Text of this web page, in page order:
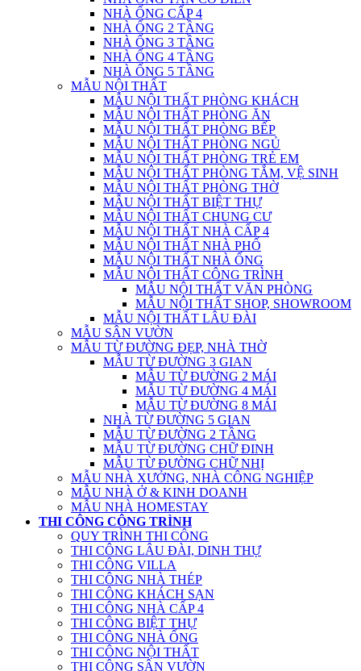
NHÀ ỐNG CẤP 4
NHÀ ỐNG 2 TẦNG
NHÀ ỐNG 3 TẦNG
NHÀ ỐNG 4 TẦNG
NHÀ ỐNG 5 TẦNG
MẪU NỘI THẤT
MẪU NỘI THẤT PHÒNG KHÁCH
MẪU NỘI THẤT PHÒNG ĂN
MẪU NỘI THẤT PHÒNG BẾP
MẪU NỘI THẤT PHÒNG NGỦ
MẪU NỘI THẤT PHÒNG TRẺ EM
MẪU NỘI THẤT PHÒNG TẮM, VỆ SINH
MẪU NỘI THẤT PHÒNG THỜ
MẪU NỘI THẤT BIỆT THỰ
MẪU NỘI THẤT CHUNG CƯ
MẪU NỘI THẤT NHÀ CẤP 4
MẪU NỘI THẤT NHÀ PHỐ
MẪU NỘI THẤT NHÀ ỐNG
MẪU NỘI THẤT CÔNG TRÌNH
MẪU NỘI THẤT VĂN PHÒNG
MẪU NỘI THẤT SHOP, SHOWROOM
MẪU NỘI THẤT LÂU ĐÀI
MẪU SÂN VƯỜN
MẪU TỪ ĐƯỜNG ĐẸP, NHÀ THỜ
MẪU TỪ ĐƯỜNG 3 GIAN
MẪU TỪ ĐƯỜNG 2 MÁI
MẪU TỪ ĐƯỜNG 4 MÁI
MẪU TỪ ĐƯỜNG 8 MÁI
NHÀ TỪ ĐƯỜNG 5 GIAN
MẪU TỪ ĐƯỜNG 2 TẦNG
MẪU TỪ ĐƯỜNG CHỮ ĐINH
MẪU TỪ ĐƯỜNG CHỮ NHỊ
MẪU NHÀ XƯỞNG, NHÀ CÔNG NGHIỆP
MẪU NHÀ Ở & KINH DOANH
MẪU NHÀ HOMESTAY
THI CÔNG CÔNG TRÌNH
QUY TRÌNH THI CÔNG
THI CÔNG LÂU ĐÀI, DINH THỰ
THI CÔNG VILLA
THI CÔNG NHÀ THÉP
THI CÔNG KHÁCH SẠN
THI CÔNG NHÀ CẤP 4
THI CÔNG BIỆT THỰ
THI CÔNG NHÀ ỐNG
THI CÔNG NỘI THẤT
THI CÔNG SÂN VƯỜN